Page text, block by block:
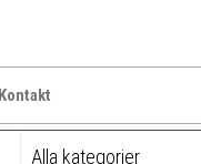
Kontakt